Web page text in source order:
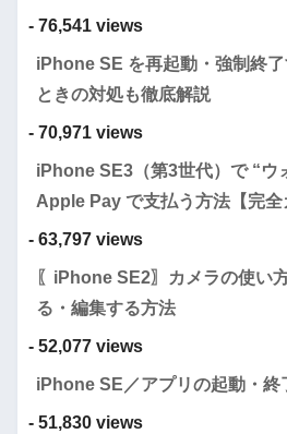
- 76,541 views
iPhone SE を再起動・強制終
ときの対処も徹底解説
- 70,971 views
iPhone SE3（第3世代）で “ウ
Apple Pay で支払う方法【完全
- 63,797 views
〖iPhone SE2〗カメラの使い
る・編集する方法
- 52,077 views
iPhone SE／アプリの起動・終
- 51,830 views